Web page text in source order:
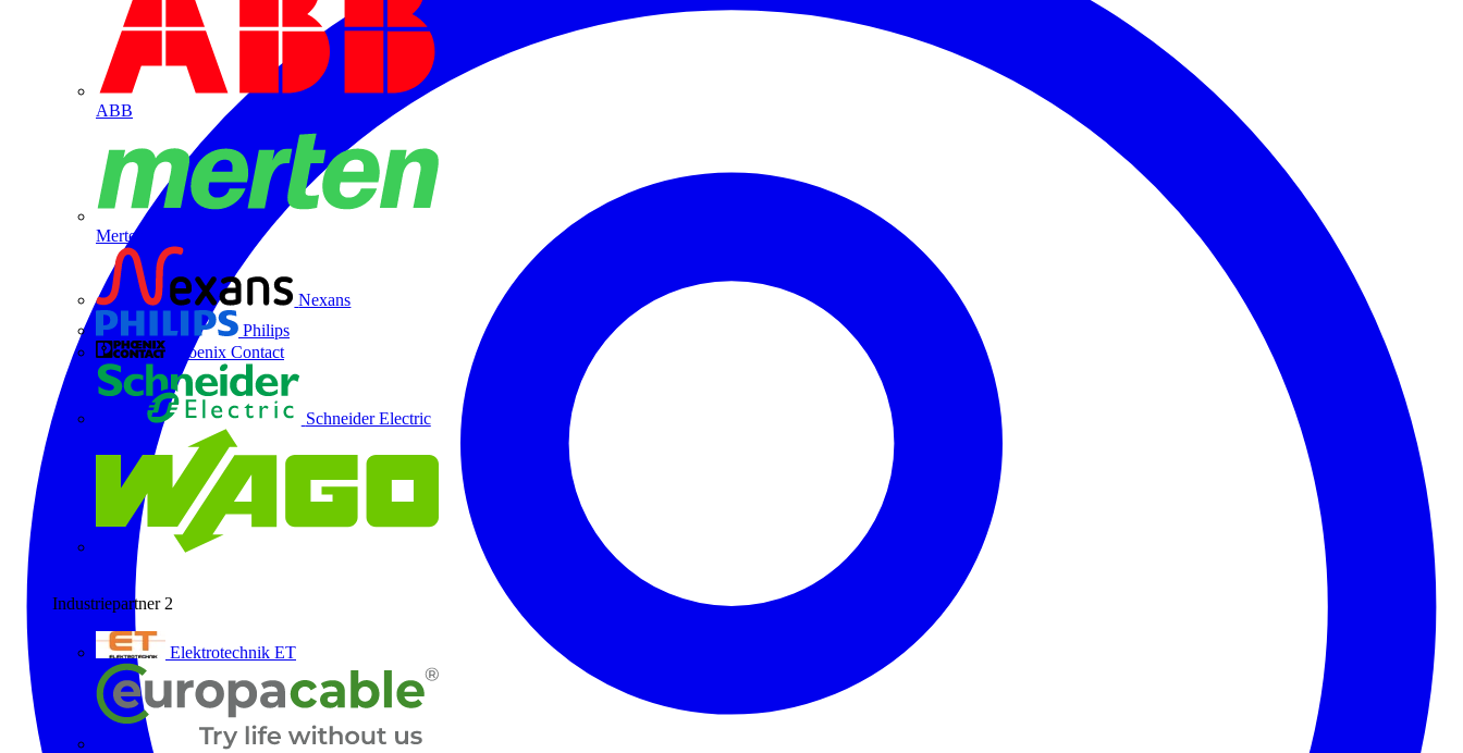
ABB
Merten
Nexans
Philips
Phoenix Contact
Schneider Electric
Industriepartner 2
Elektrotechnik ET